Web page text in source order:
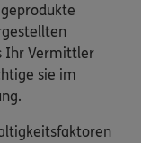
Ihr Vermittler
sie im